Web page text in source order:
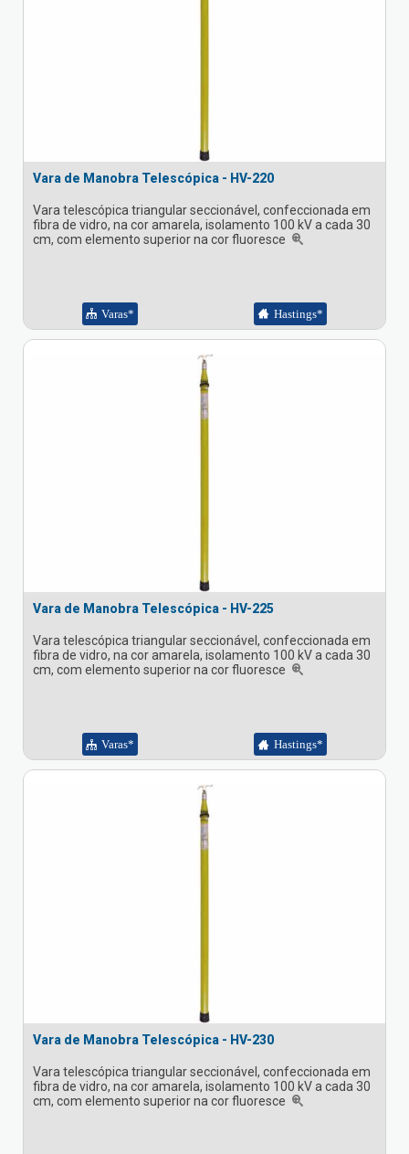
Vara de Manobra Telescópica - HV-220
Vara telescópica triangular seccionável, confeccionada em
fibra de vidro, na cor amarela, isolamento 100 kV a cada 30
cm, com elemento superior na cor fluoresce
Varas* Hastings*
Vara de Manobra Telescópica - HV-225
Vara telescópica triangular seccionável, confeccionada em
fibra de vidro, na cor amarela, isolamento 100 kV a cada 30
cm, com elemento superior na cor fluoresce
Varas* Hastings*
Vara de Manobra Telescópica - HV-230
Vara telescópica triangular seccionável, confeccionada em
fibra de vidro, na cor amarela, isolamento 100 kV a cada 30
cm, com elemento superior na cor fluoresce